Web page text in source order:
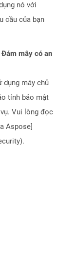
nó với
cầu của bạn
Đám mây có an
dụng máy chủ
tính bảo mật
Vui lòng đọc
Aspose]